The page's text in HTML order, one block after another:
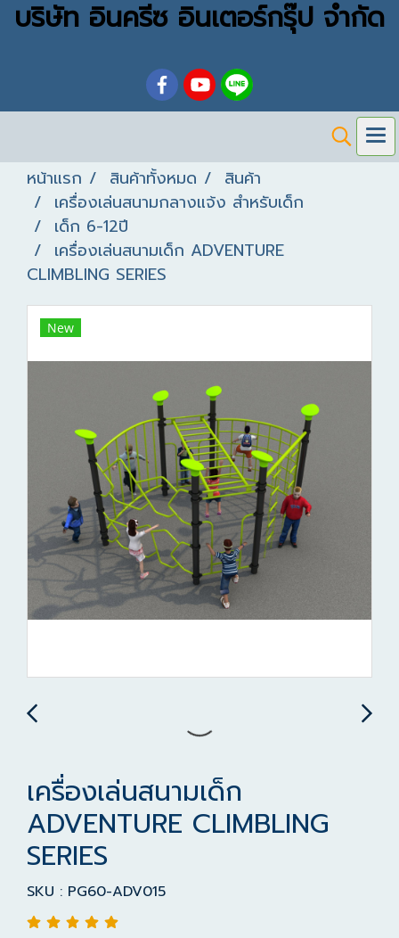
บริษัท อินครีซ อินเตอร์กรุ๊ป จำกัด
หน้าแรก สินค้าทั้งหมด
สินค้า
เครื่องเล่นสนามกลางแจ้ง สำหรับเด็ก
เด็ก 6-12ปี
เครื่องเล่นสนามเด็ก ADVENTURE
CLIMBLING SERIES
New
เครื่องเล่นสนามเด็ก
ADVENTURE CLIMBLING
SERIES
SKU : PG60-ADV015